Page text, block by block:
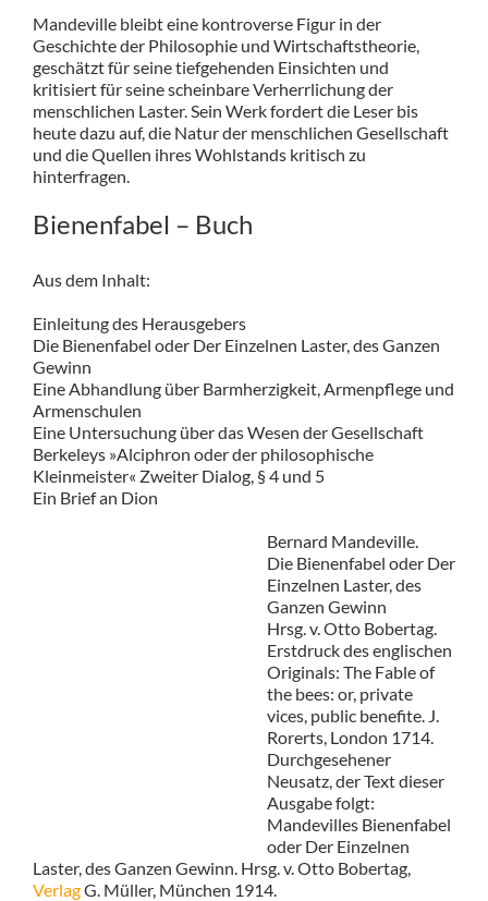
Mandeville bleibt eine kontroverse Figur in der
Geschichte der Philosophie und Wirtschaftstheorie,
geschätzt für seine tiefgehenden Einsichten und
kritisiert für seine scheinbare Verherrlichung der
menschlichen Laster. Sein Werk fordert die Leser bis
heute dazu auf, die Natur der menschlichen Gesellschaft
und die Quellen ihres Wohlstands kritisch zu
hinterfragen.
Bienenfabel – Buch
Aus dem Inhalt:
Einleitung des Herausgebers
Die Bienenfabel oder Der Einzelnen Laster, des Ganzen
Gewinn
Eine Abhandlung über Barmherzigkeit, Armenpflege und
Armenschulen
Eine Untersuchung über das Wesen der Gesellschaft
Berkeleys »Alciphron oder der philosophische
Kleinmeister« Zweiter Dialog, § 4 und 5
Ein Brief an Dion
Bernard Mandeville.
Die Bienenfabel oder Der
Einzelnen Laster, des
Ganzen Gewinn
Hrsg. v. Otto Bobertag.
Erstdruck des englischen
Originals: The Fable of
the bees: or, private
vices, public benefite. J.
Rorerts, London 1714.
Durchgesehener
Neusatz, der Text dieser
Ausgabe folgt:
Mandevilles Bienenfabel
oder Der Einzelnen
Laster, des Ganzen Gewinn. Hrsg. v. Otto Bobertag,
VerlagG. Müller, München 1914.